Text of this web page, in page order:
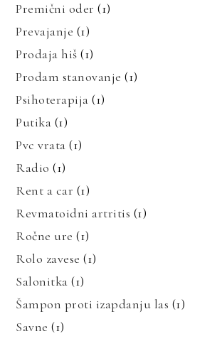
Premični oder (1)
Prevajanje (1)
Prodaja hiš (1)
Prodam stanovanje (1)
Psihoterapija (1)
Putika (1)
Pvc vrata (1)
Radio (1)
Rent a car (1)
Revmatoidni artritis (1)
Ročne ure (1)
Rolo zavese (1)
Salonitka (1)
Šampon proti izapdanju las (1)
Savne (1)